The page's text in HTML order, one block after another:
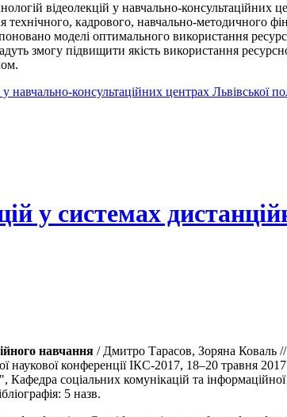
відеолекцій у навчально-консультаційних
технічного, кадрового, навчально-методичного
моделі оптимального використання
змогу підвищити якість використання
консультаційних центрах Львівської
у системах
навчання / Дмитро Тарасов, Зоряна Коваль //
наукової конференції ІКС-2017, 18–20 травня
соціальних комунікацій та інформаційної
5 назв.